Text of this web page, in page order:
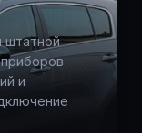
штатной
и